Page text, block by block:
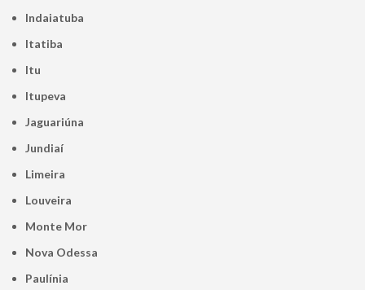
Indaiatuba
Itatiba
Itu
Itupeva
Jaguariúna
Jundiaí
Limeira
Louveira
Monte Mor
Nova Odessa
Paulínia